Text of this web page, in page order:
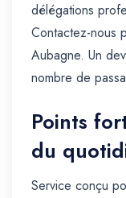
délégations
Contactez-nous
Aubagne. Un
nombre de
Points
du
Service conçu